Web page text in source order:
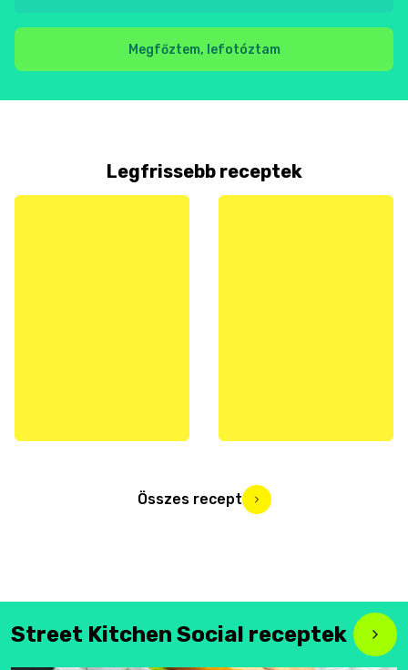
Megfőztem, lefotóztam
Legfrissebb receptek
Összes recept
Street Kitchen Social receptek